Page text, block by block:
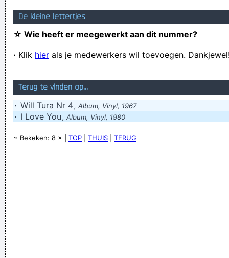
Daarstraks een neushaar uitgetrokken, deze op een aftandse
gitaar gemonteerd, gestemd, en dan "Smells Like Teen Spirit"
gespeeld!
De kleine lettertjes
☆ Wie heeft er meegewerkt aan dit nummer?
· Klik hier als je medewerkers wil toevoegen.
Terug te vinden op...
· Will Tura Nr 4, Album, Vinyl, 1967
· I Love You , Album, Vinyl, 1980
~ Bekeken: 8 × | TOP THUIS TERUG